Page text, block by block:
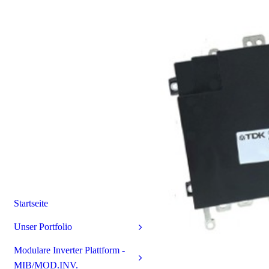
Startseite
Unser Portfolio
Modulare Inverter Plattform -
MIB/MOD.INV.